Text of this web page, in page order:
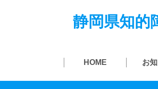
静岡県知的
HOME お